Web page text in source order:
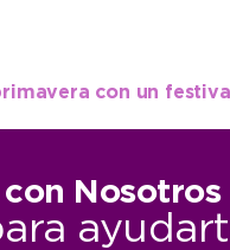
Nosotros